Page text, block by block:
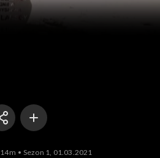
14m Sezon 1, 01.03.2021